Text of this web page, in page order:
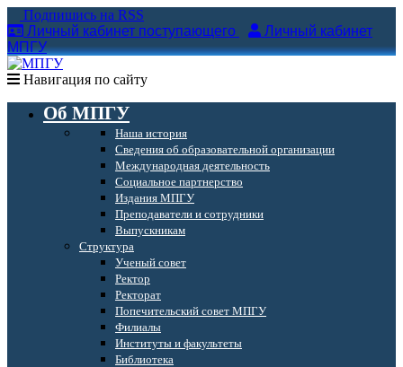
Подпишись на RSS
Личный кабинет поступающего
Личный кабинет
МПГУ
Навигация по сайту
Об МПГУ
Наша история
Сведения об образовательной организации
Международная деятельность
Социальное партнерство
Издания МПГУ
Преподаватели и сотрудники
Выпускникам
Структура
Ученый совет
Ректор
Ректорат
Попечительский совет МПГУ
Филиалы
Институты и факультеты
Библиотека